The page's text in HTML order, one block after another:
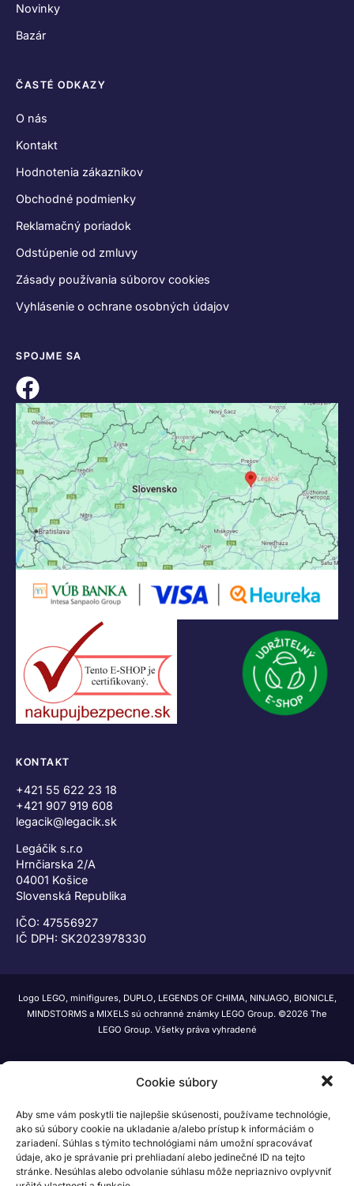
Cookie súbory
Aby sme vám poskytli tie najlepšie skúsenosti, používame technológie,
ako sú súbory cookie na ukladanie a/alebo prístup k informáciám o
zariadení. Súhlas s týmito technológiami nám umožní spracovávať
údaje, ako je správanie pri prehliadaní alebo jedinečné ID na tejto
stránke. Nesúhlas alebo odvolanie súhlasu môže nepriaznivo ovplyvniť
Novinky
Bazár
ČASTÉ ODKAZY
O nás
Kontakt
Hodnotenia zákazníkov
Obchodné podmienky
Reklamačný poriadok
Odstúpenie od zmluvy
Zásady používania súborov cookies
Vyhlásenie o ochrane osobných údajov
SPOJME SA
KONTAKT
+421 55 622 23 18
+421 907 919 608
legacik@legacik.sk
Legáčik s.r.o
Hrnčiarska 2/A
04001 Košice
Slovenská Republika
IČO: 47556927
IČ DPH: SK2023978330
Logo LEGO, minifigures, DUPLO, LEGENDS OF CHIMA, NINJAGO, BIONICLE,
MINDSTORMS a MIXELS sú ochranné známky LEGO Group. ©2026 The
LEGO Group. Všetky práva vyhradené